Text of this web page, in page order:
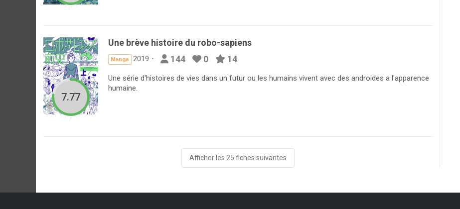
7.77
Une brève histoire du robo-sapiens
Manga 2019 144 0 14
Une série d'histoires de vies dans un futur ou les humains vivent avec des androides a l'apparence
humaine.
Afficher les 25 fiches suivantes